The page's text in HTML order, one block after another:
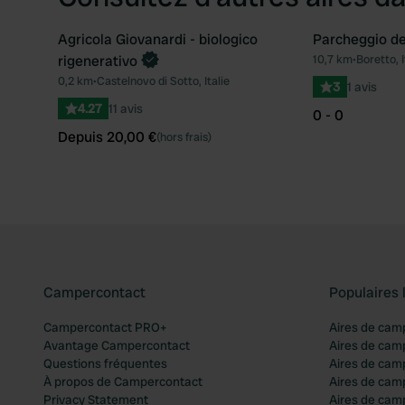
Préféré
Reserve maintenant
Agricola Giovanardi - biologico
rigenerativo
0,2 km•Castelnovo di Sotto, Italie
4.27 11 avis
Depuis 20,00 €(hors frais)
Parcheggio
10,7 km•Boretto,
3 1 avis
0 - 0
Campercontact
Campercontact PRO+
Avantage Campercontact
Questions fréquentes
À propos de Campercontact
Privacy Statement
Populaires
Aires de
Aires de
Aires de
Aires de
Aires de